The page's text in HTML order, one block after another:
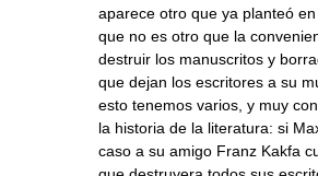
aparece otro que ya planteó
que no es otro que la
destruir los manuscritos y
que dejan los escritores a su
esto tenemos varios, y muy
la historia de la literatura: si
caso a su amigo Franz Kakfa